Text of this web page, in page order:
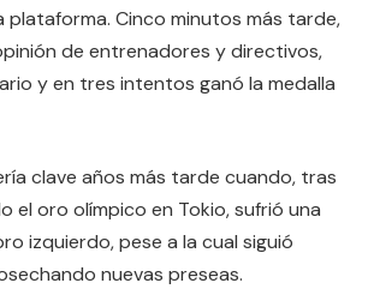
plataforma. Cinco minutos más tarde,
de entrenadores y directivos,
y en tres intentos ganó la medalla
clave años más tarde cuando, tras
el oro olímpico en Tokio, sufrió una
izquierdo, pese a la cual siguió
nuevas preseas.